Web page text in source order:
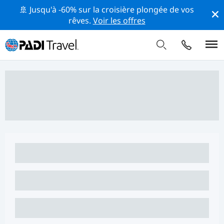
🚢 Jusqu'à -60% sur la croisière plongée de vos
rêves. Voir les offres